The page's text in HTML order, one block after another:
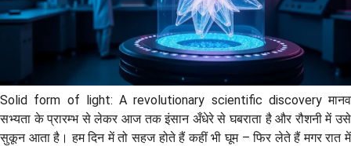
Solid form of light: A revolutionary scientific discovery मानव
सभ्यता के प्रारम्भ से लेकर आज तक इंसान अँधेरे से घबराता है और रौशनी में उसे
सुकून आता है। हम दिन में तो सहज होते हैं कहीं भी घूम – फिर लेते हैं मगर रात में